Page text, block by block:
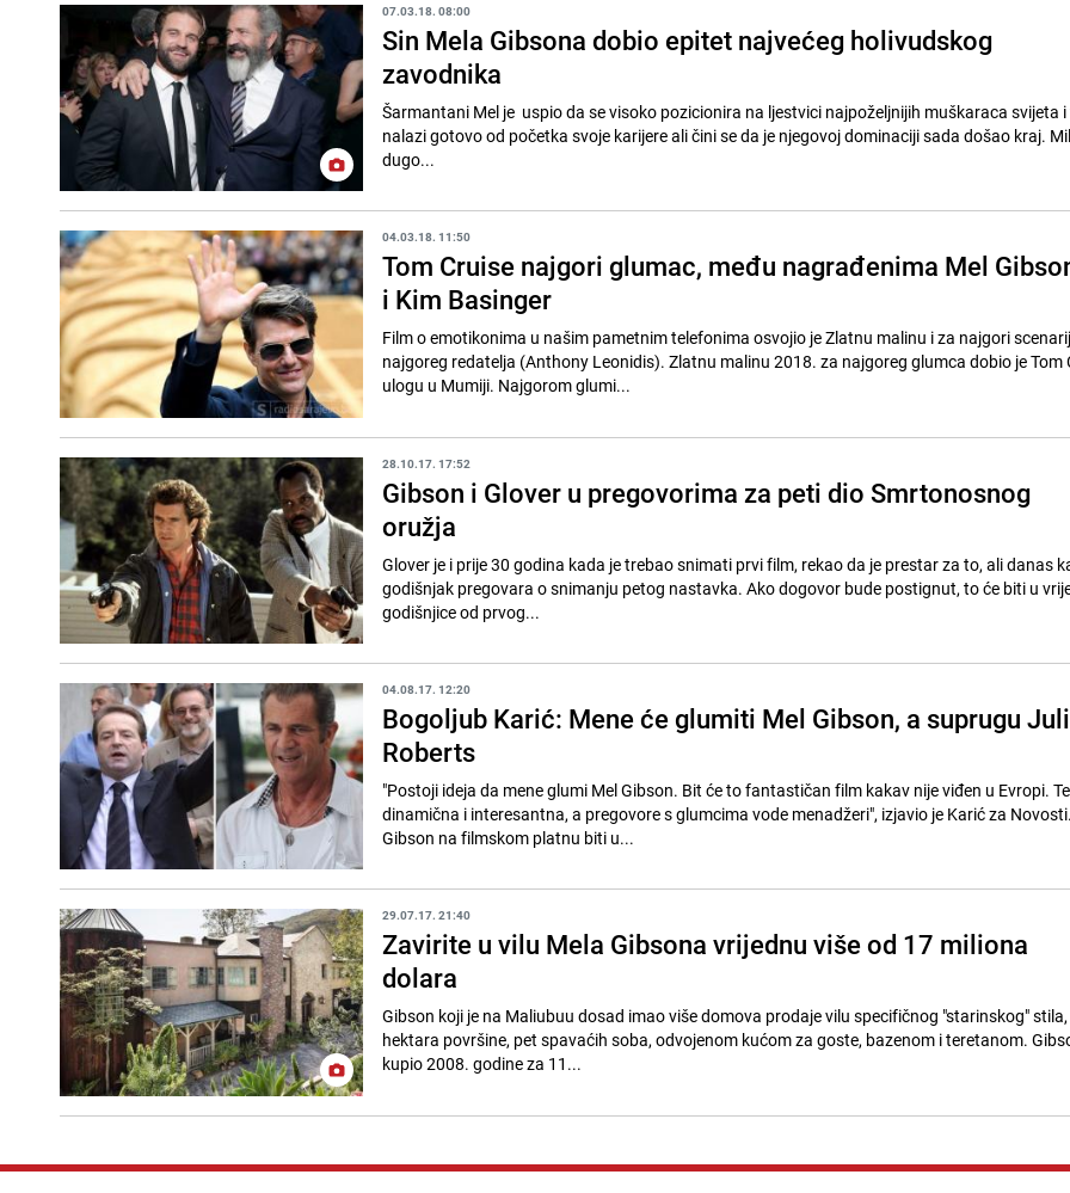
07.03.18. 08:00
Sin Mela Gibsona dobio epitet najvećeg holivudskog
zavodnika
Šarmantani Mel je uspio da se visoko pozicionira na ljestvici najpoželjnijih muškaraca svijeta i
nalazi gotovo od početka svoje karijere ali čini se da je njegovoj dominaciji sada došao kraj. Milo se
dugo...
04.03.18. 11:50
Tom Cruise najgori glumac, među nagrađenima Mel
i Kim Basinger
Film o emotikonima u našim pametnim telefonima osvojio je Zlatnu malinu i za najgori
najgoreg redatelja (Anthony Leonidis). Zlatnu malinu 2018. za najgoreg glumca dobio je Tom
ulogu u Mumiji. Najgorom glumi...
28.10.17. 17:52
Gibson i Glover u pregovorima za peti dio Smrtonosnog
oružja
Glover je i prije 30 godina kada je trebao snimati prvi film, rekao da je prestar za to, ali danas
godišnjak pregovara o snimanju petog nastavka. Ako dogovor bude postignut, to će biti u
godišnjice od prvog...
04.08.17. 12:20
Bogoljub Karić: Mene će glumiti Mel Gibson, a suprugu
Roberts
"Postoji ideja da mene glumi Mel Gibson. Bit će to fantastičan film kakav nije viđen u Evropi.
dinamična i interesantna, a pregovore s glumcima vode menadžeri", izjavio je Karić za
Gibson na filmskom platnu biti u...
29.07.17. 21:40
Zavirite u vilu Mela Gibsona vrijednu više od 17 miliona
dolara
Gibson koji je na Maliubuu dosad imao više domova prodaje vilu specifičnog "starinskog"
hektara površine, pet spavaćih soba, odvojenom kućom za goste, bazenom i teretanom.
kupio 2008. godine za 11...